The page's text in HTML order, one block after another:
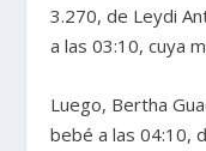
3.270, de Leydi
a las 03:10, cuya
Luego, Bertha
bebé a las 04:10,